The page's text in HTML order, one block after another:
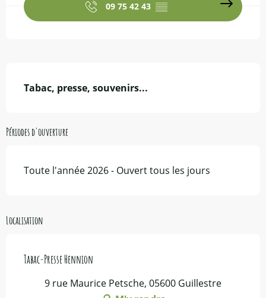
09 75 42 43 ▒▒
Tabac, presse, souvenirs...
Périodes d'ouverture
Toute l'année 2026 - Ouvert tous les jours
Localisation
Tabac-Presse Hennion
9 rue Maurice Petsche, 05600 Guillestre